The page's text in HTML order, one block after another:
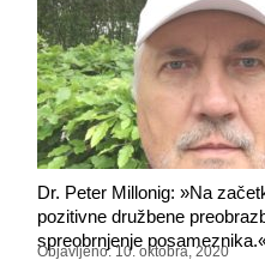
Dr. Peter Millonig: »Na
pozitivne družbene
spreobrnjenje
Objavljeno: 10. oktobra, 2020